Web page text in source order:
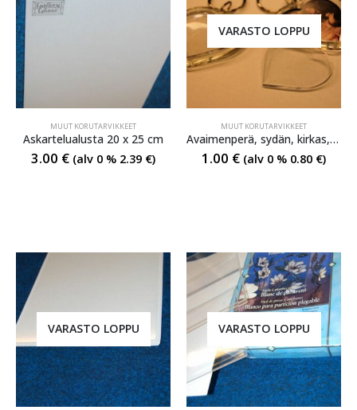
MUUT KORUTARVIKKEET
Askartelualusta 20 x 25 cm
3.00 € (alv 0 % 2.39 €)
VARASTO LOPPU
MUUT KORUTARVIKKEET
Avaimenperä, sydän, kirkas, saa laittaa oman kuvan sisälle
1.00 € (alv 0 % 0.80 €)
VARASTO LOPPU VARASTO LOPPU